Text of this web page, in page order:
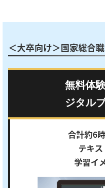
＜大卒向け＞国家総合職
無料体
ジタル
合計約6
テキ
学習イ